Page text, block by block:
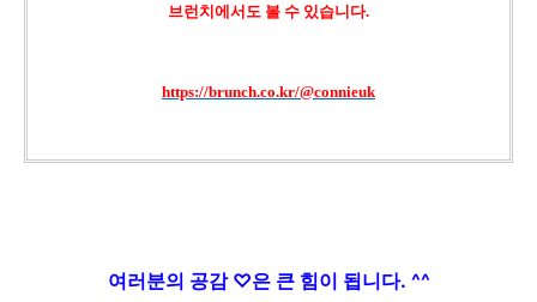
브런치에서도 볼 수 있습니다.
https://brunch.co.kr/@connieuk
여러분의 공감 ♡은 큰 힘이 됩니다. ^^